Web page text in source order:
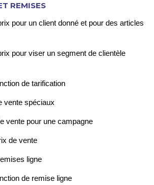
REMISES
pour un client donné et pour des articles
pour viser un segment de clientèle
de tarification
vente spéciaux
vente pour une campagne
de vente
ligne
de remise ligne